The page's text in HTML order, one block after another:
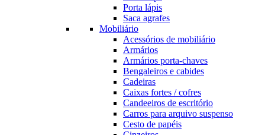
Porta lápis
Saca agrafes
Mobiliário
Acessórios de mobiliário
Armários
Armários porta-chaves
Bengaleiros e cabides
Cadeiras
Caixas fortes / cofres
Candeeiros de escritório
Carros para arquivo suspenso
Cesto de papéis